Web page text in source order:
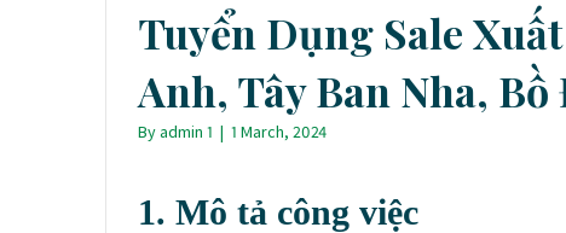
Tuyển Dụng Sale
Anh, Tây Ban Nha,
Byadmin 1 | 1 March, 2024
1. Mô tả công việc